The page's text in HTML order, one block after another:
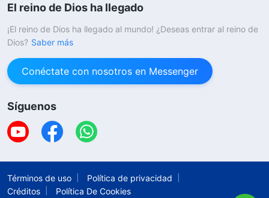
El reino de Dios ha llegado
¡El reino de Dios ha llegado al mundo! ¿Deseas entrar al reino de
Dios? Saber más
Conéctate con nosotros en Messenger
Síguenos
Términos de uso
Política de privacidad
Créditos
Política De Cookies